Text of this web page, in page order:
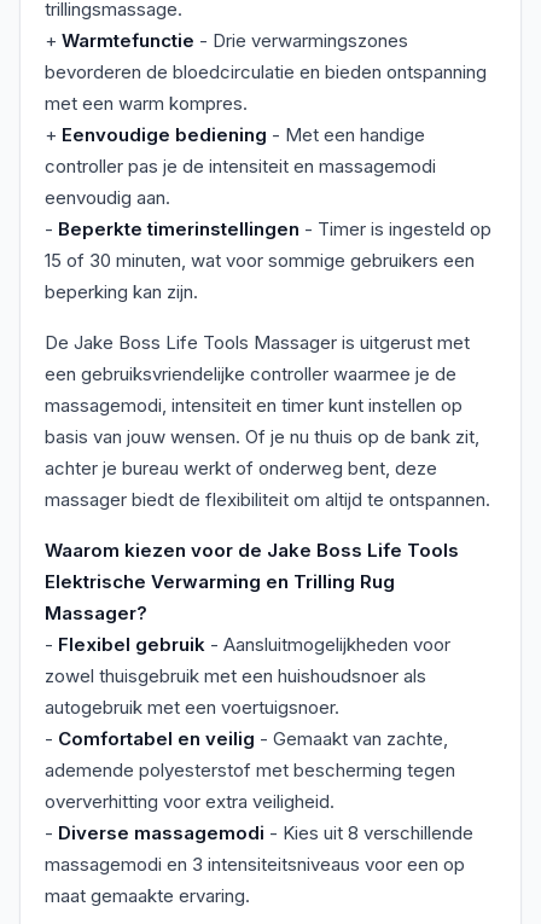
trillingsmassage.
+ Warmtefunctie - Drie verwarmingszones
bevorderen de bloedcirculatie en bieden ontspanning
met een warm kompres.
+ Eenvoudige bediening - Met een handige
controller pas je de intensiteit en massagemodi
eenvoudig aan.
- Beperkte timerinstellingen - Timer is ingesteld op
15 of 30 minuten, wat voor sommige gebruikers een
beperking kan zijn.
De Jake Boss Life Tools Massager is uitgerust met
een gebruiksvriendelijke controller waarmee je de
massagemodi, intensiteit en timer kunt instellen op
basis van jouw wensen. Of je nu thuis op de bank zit,
achter je bureau werkt of onderweg bent, deze
massager biedt de flexibiliteit om altijd te ontspannen.
Waarom kiezen voor de Jake Boss Life Tools
Elektrische Verwarming en Trilling Rug
Massager?
- Flexibel gebruik - Aansluitmogelijkheden voor
zowel thuisgebruik met een huishoudsnoer als
autogebruik met een voertuigsnoer.
- Comfortabel en veilig - Gemaakt van zachte,
ademende polyesterstof met bescherming tegen
oververhitting voor extra veiligheid.
- Diverse massagemodi - Kies uit 8 verschillende
massagemodi en 3 intensiteitsniveaus voor een op
maat gemaakte ervaring.